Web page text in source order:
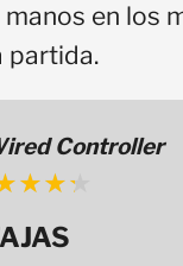
en los
partida.
Controller